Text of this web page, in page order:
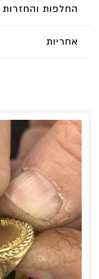
החלפות והחזרות
אחריות